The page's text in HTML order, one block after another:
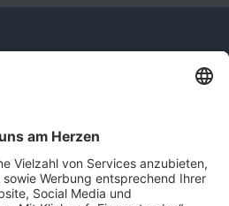
anmelden und
für unseren Online-